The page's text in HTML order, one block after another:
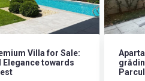
Villa for Sale:
Elegance towards